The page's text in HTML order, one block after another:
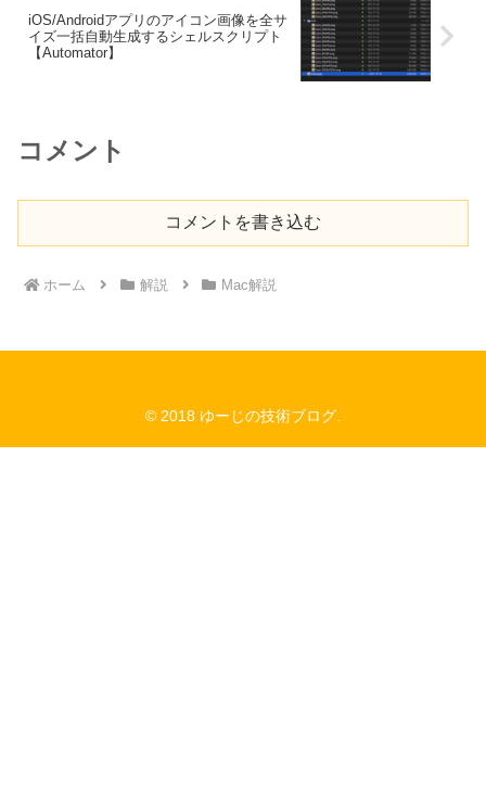
iOS/Androidアプリのアイコン画像を全サ
イズ一括自動生成するシェルスクリプト
【Automator】
コメント
コメントを書き込む
ホーム 解説 Mac解説
© 2018 ゆーじの技術ブログ.